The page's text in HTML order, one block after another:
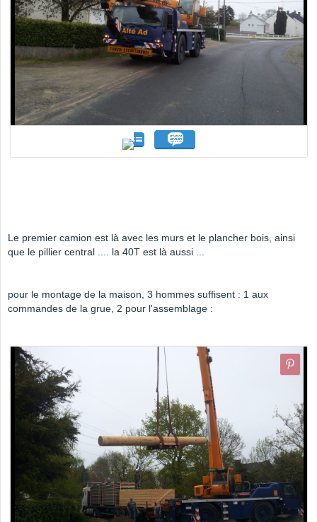
Le premier camion est là avec les murs et le plancher bois, ainsi
que le pillier central .... la 40T est là aussi ...
pour le montage de la maison, 3 hommes suffisent : 1 aux
commandes de la grue, 2 pour l'assemblage :